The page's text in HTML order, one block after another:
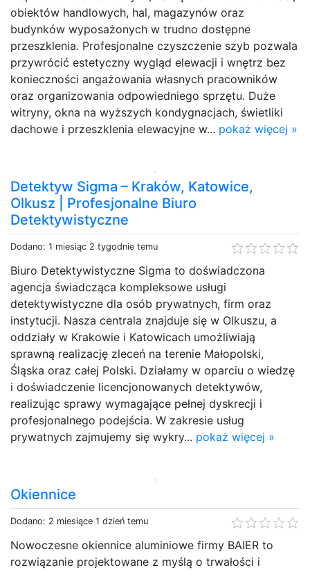
obiektów handlowych, hal, magazynów oraz
budynków wyposażonych w trudno dostępne
przeszklenia. Profesjonalne czyszczenie szyb pozwala
przywrócić estetyczny wygląd elewacji i wnętrz bez
konieczności angażowania własnych pracowników
oraz organizowania odpowiedniego sprzętu. Duże
witryny, okna na wyższych kondygnacjach, świetliki
dachowe i przeszklenia elewacyjne w... pokaż więcej »
Detektyw Sigma – Kraków, Katowice,
Olkusz | Profesjonalne Biuro
Detektywistyczne
Dodano: 1 miesiąc 2 tygodnie temu
Biuro Detektywistyczne Sigma to doświadczona
agencja świadcząca kompleksowe usługi
detektywistyczne dla osób prywatnych, firm oraz
instytucji. Nasza centrala znajduje się w Olkuszu, a
oddziały w Krakowie i Katowicach umożliwiają
sprawną realizację zleceń na terenie Małopolski,
Śląska oraz całej Polski. Działamy w oparciu o wiedzę
i doświadczenie licencjonowanych detektywów,
realizując sprawy wymagające pełnej dyskrecji i
profesjonalnego podejścia. W zakresie usług
prywatnych zajmujemy się wykry... pokaż więcej »
Okiennice
Dodano: 2 miesiące 1 dzień temu
Nowoczesne okiennice aluminiowe firmy BAIER to
rozwiązanie projektowane z myślą o trwałości i